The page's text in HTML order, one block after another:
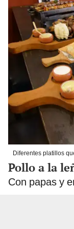
Diferentes platillos
Pollo a la
Con papas y